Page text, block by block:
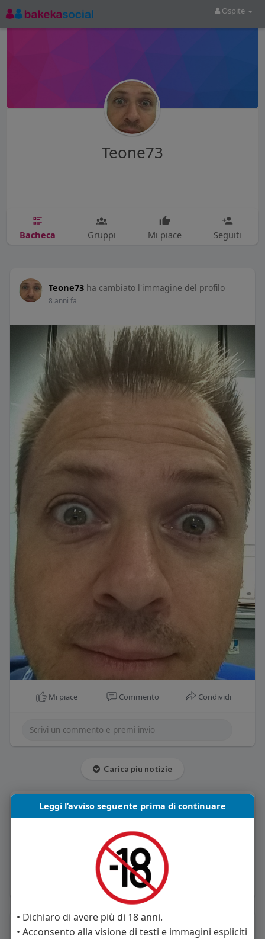
Ospite
Teone73
Bacheca Gruppi Mi piace Seguiti
Teone73 ha cambiato l'immagine del profilo
8 anni fa
Mi piace Commento Condividi
Carica piu notizie
Informazioni Utente
About
Leggi l’avviso seguente prima di continuare
• Dichiaro di avere più di 18 anni.
• Acconsento alla visione di testi e immagini espliciti